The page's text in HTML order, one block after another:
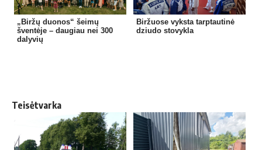
„Biržų duonos“ šeimų
šventėje – daugiau nei 300
dalyvių
Biržuose vyksta tarptautinė
dziudo stovykla
Teisėtvarka